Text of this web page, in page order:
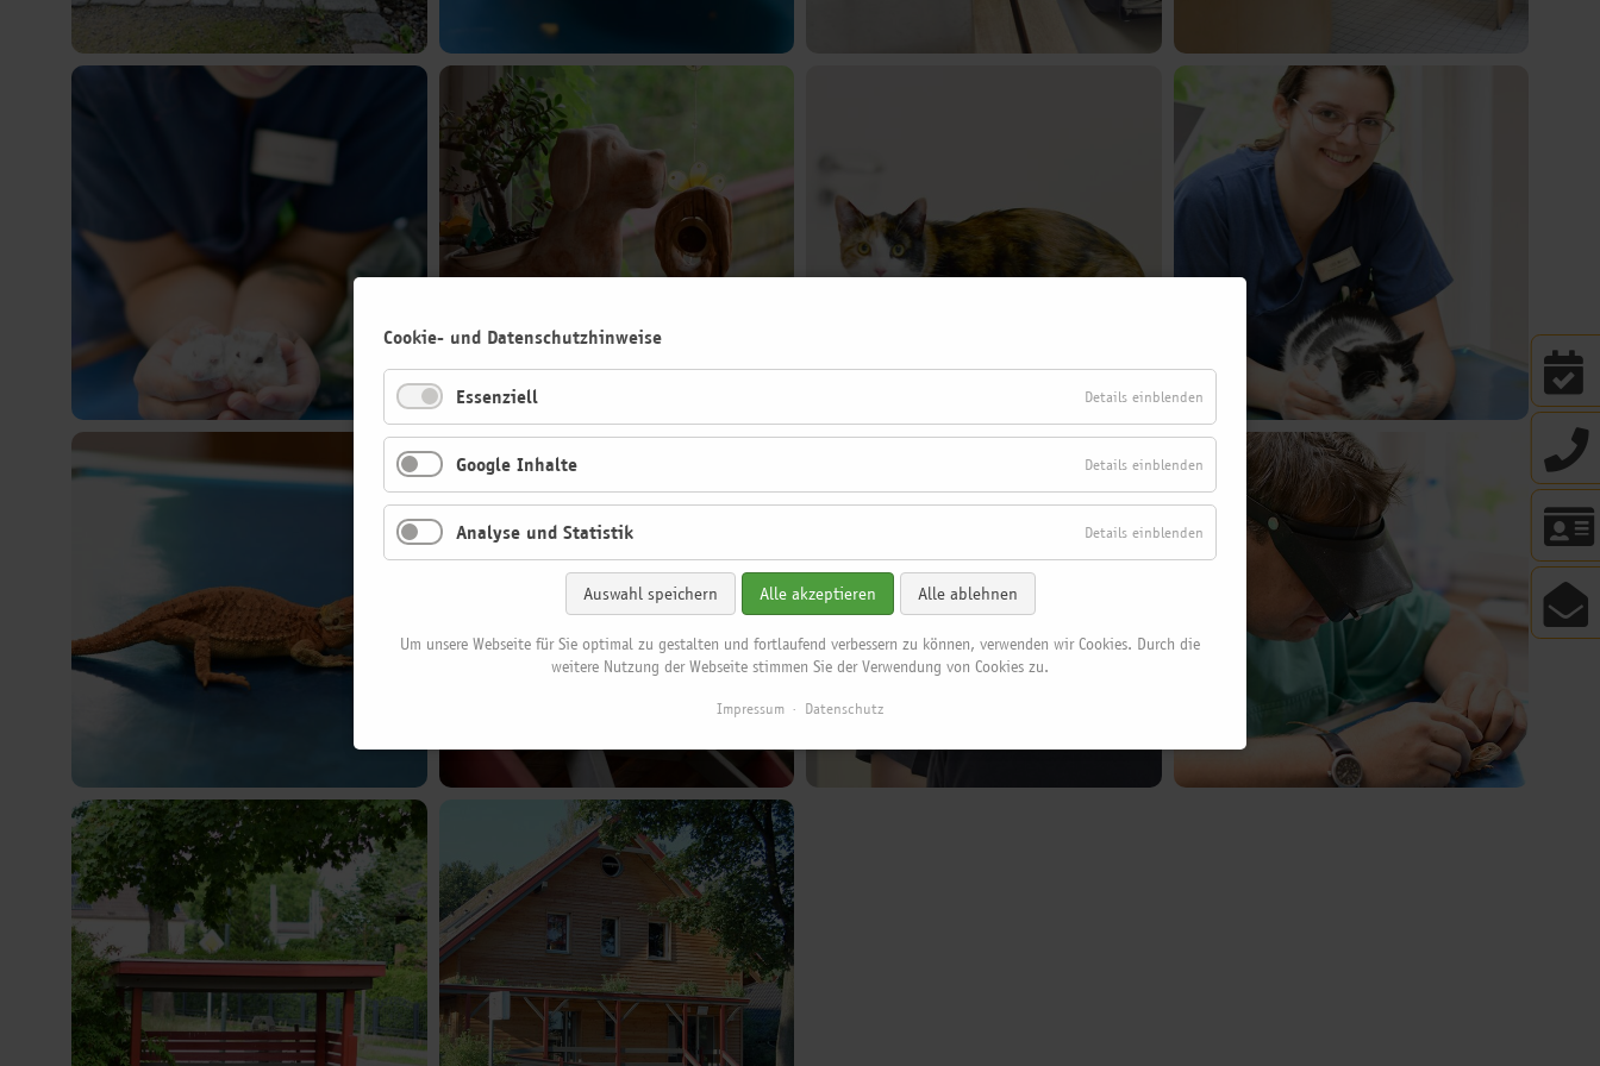
Cookie- und Datenschutzhinweise
Essenziell Details einblenden
Google Inhalte Details einblenden
Analyse und Statistik Details einblenden
Auswahl speichern Alle akzeptieren Alle ablehnen
Um unsere Webseite für Sie optimal zu gestalten und fortlaufend verbessern zu können, verwenden wir Cookies. Durch die
weitere Nutzung der Webseite stimmen Sie der Verwendung von Cookies zu.
Impressum Datenschutz